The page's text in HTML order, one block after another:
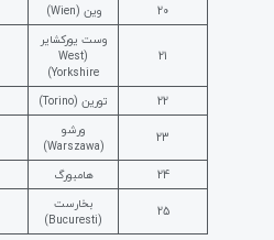
20
وین (Wien)
21
وست یورکشایر
(West
Yorkshire)
22 تورین (Torino)
23
ورشو
(Warszawa)
24
هامبورگ
25
بخارست
(Bucuresti)